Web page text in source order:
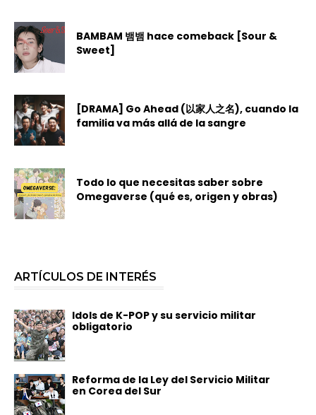
BAMBAM 뱀뱀 hace comeback [Sour &
Sweet]
[DRAMA] Go Ahead (以家人之名), cuando la
familia va más allá de la sangre
Todo lo que necesitas saber sobre
Omegaverse (qué es, origen y obras)
ARTÍCULOS DE INTERÉS
Idols de K-POP y su servicio militar
obligatorio
Reforma de la Ley del Servicio Militar
en Corea del Sur